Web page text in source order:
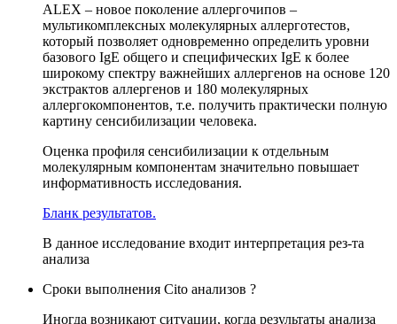
ALEX – новое поколение аллергочипов –
мультикомплексных молекулярных аллерготестов,
который позволяет одновременно определить уровни
базового IgE общего и специфических IgE к более
широкому спектру важнейших аллергенов на основе 120
экстрактов аллергенов и 180 молекулярных
аллергокомпонентов, т.е. получить практически полную
картину сенсибилизации человека.
Оценка профиля сенсибилизации к отдельным
молекулярным компонентам значительно повышает
информативность исследования.
Бланк результатов.
В данное исследование входит интерпретация рез-та
анализа
Сроки выполнения Cito анализов ?
Иногда возникают ситуации, когда результаты анализа